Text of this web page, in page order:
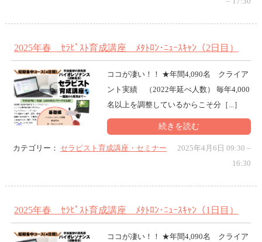
2025年春 ｾﾗﾋﾟｽﾄ育成講座 ﾒﾀﾄﾛﾝ･ﾆｭｰｽｷｬﾝ（2日目）
ココが凄い！！ ★年間4,090名 クライア
ント実績 （2022年延べ人数） 毎年4,000
名以上を調整しているからこそ分［...］
続きを読む
カテゴリー： セラピスト育成講座・セミナー 2025年4月6日 09:30 –
16:30
2025年春 ｾﾗﾋﾟｽﾄ育成講座 ﾒﾀﾄﾛﾝ･ﾆｭｰｽｷｬﾝ（1日目）
ココが凄い！！ ★年間4,090名 クライア